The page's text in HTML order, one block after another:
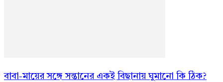
বাবা-মায়ের সঙ্গে সন্তানের একই বিছানায় ঘুমানো কি ঠিক?